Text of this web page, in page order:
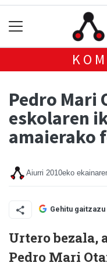
Pedro Mari
eskolaren
amaierako
Aiurri 2010eko
Gehitu
Urtero bezala,
Pedro Mari